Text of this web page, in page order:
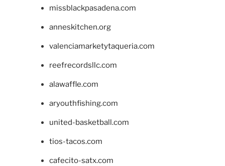
missblackpasadena.com
anneskitchen.org
valenciamarketytaqueria.com
reefrecordsllc.com
alawaffle.com
aryouthfishing.com
united-basketball.com
tios-tacos.com
cafecito-satx.com